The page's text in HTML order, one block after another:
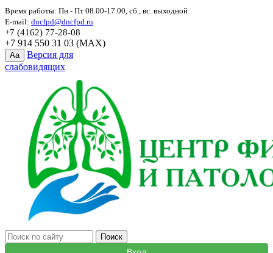
Время работы: Пн - Пт 08.00-17.00, сб., вс. выходной
E-mail: dncfpd@dncfpd.ru
+7 (4162) 77-28-08
+7 914 550 31 03 (MAX)
Aa
Версия для
слабовидящих